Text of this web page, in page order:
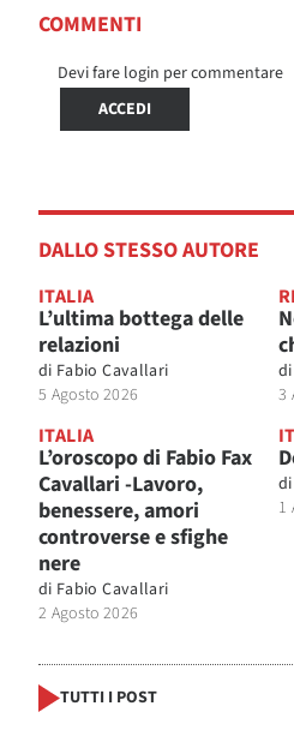
COMMENTI
Devi fare login per commentare
ACCEDI
DALLO STESSO AUTORE
ITALIA
L’ultima bottega delle
relazioni
di Fabio Cavallari
5 Agosto 2026
di
3
ITALIA
L’oroscopo di Fabio Fax
Cavallari -Lavoro,
benessere, amori
controverse e sfighe
nere
di Fabio Cavallari
2 Agosto 2026
di
1
TUTTI I POST